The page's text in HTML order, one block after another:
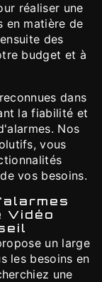
réaliser une
en matière de
des
budget et à
dans
la fiabilité et
Nos
vous
vos besoins.
Vidéo
un large
les besoins en
une